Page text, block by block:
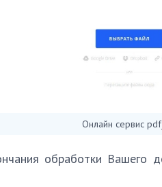
Онлайн сервис
обработки Вашего